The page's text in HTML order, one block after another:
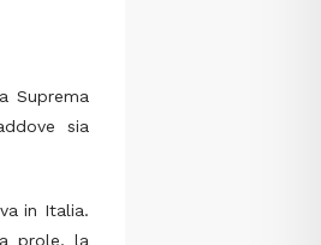
Suprema
sia
in Italia.
prole, la